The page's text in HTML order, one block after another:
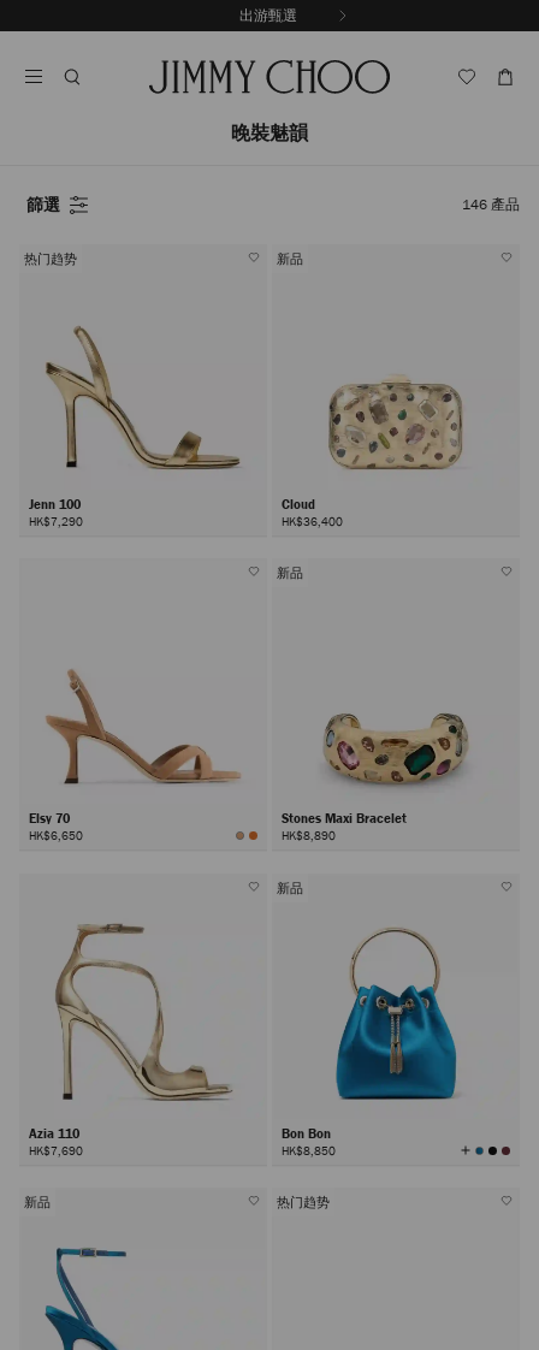
至
出游甄選
晚裝魅韻
篩選 146 產品
热门趋势
Jenn 100
HK$7,290
新品
Cloud
HK$36,400
Elsy 70
HK$6,650
新品
Stones Maxi Bracelet
HK$8,890
Azia 110
HK$7,690
新品
Bon Bon
HK$8,850 查
看
新品 热门趋势